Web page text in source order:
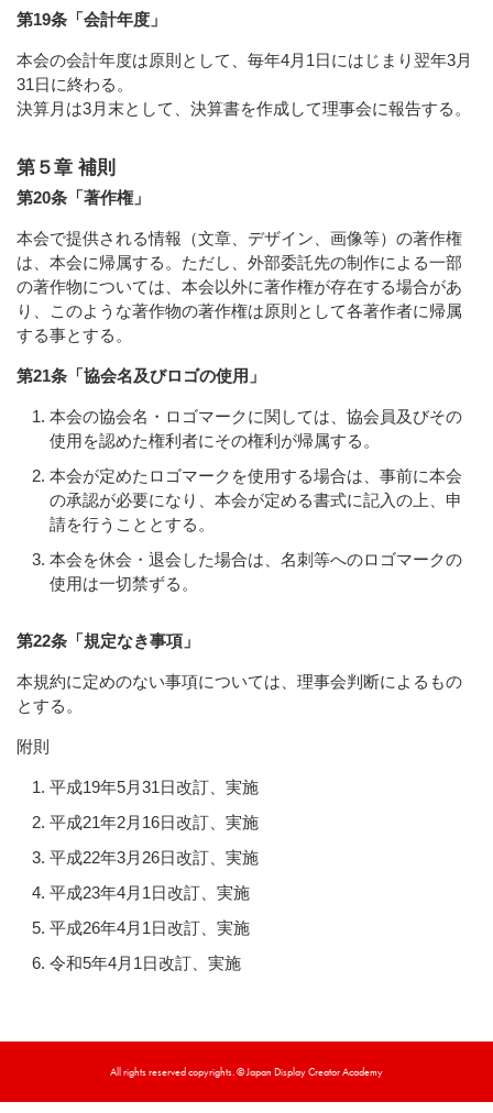
第19条「会計年度」
本会の会計年度は原則として、毎年4月1日にはじまり翌年3月
31日に終わる。
決算月は3月末として、決算書を作成して理事会に報告する。
第５章 補則
第20条「著作権」
本会で提供される情報（文章、デザイン、画像等）の著作権
は、本会に帰属する。ただし、外部委託先の制作による一部
の著作物については、本会以外に著作権が存在する場合があ
り、このような著作物の著作権は原則として各著作者に帰属
する事とする。
第21条「協会名及びロゴの使用」
本会の協会名・ロゴマークに関しては、協会員及びその
使用を認めた権利者にその権利が帰属する。
本会が定めたロゴマークを使用する場合は、事前に本会
の承認が必要になり、本会が定める書式に記入の上、申
請を行うこととする。
本会を休会・退会した場合は、名刺等へのロゴマークの
使用は一切禁ずる。
第22条「規定なき事項」
本規約に定めのない事項については、理事会判断によるもの
とする。
附則
平成19年5月31日改訂、実施
平成21年2月16日改訂、実施
平成22年3月26日改訂、実施
平成23年4月1日改訂、実施
平成26年4月1日改訂、実施
令和5年4月1日改訂、実施
All rights reserved copyrights. © Japan Display Creator Academy